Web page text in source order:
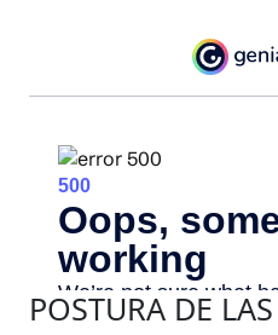
POSTURA DE